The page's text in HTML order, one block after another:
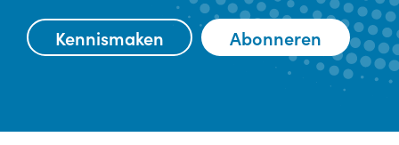
Kennismaken Abonneren